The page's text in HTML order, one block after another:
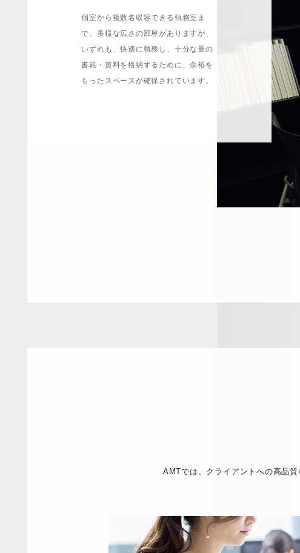
個室から複数名収容できる執務室ま
で、多様な広さの部屋がありますが、
いずれも、快適に執務し、十分な量の
書籍・資料を格納するために、余裕を
もったスペースが確保されています。
AMTでは、クライアントへの高品